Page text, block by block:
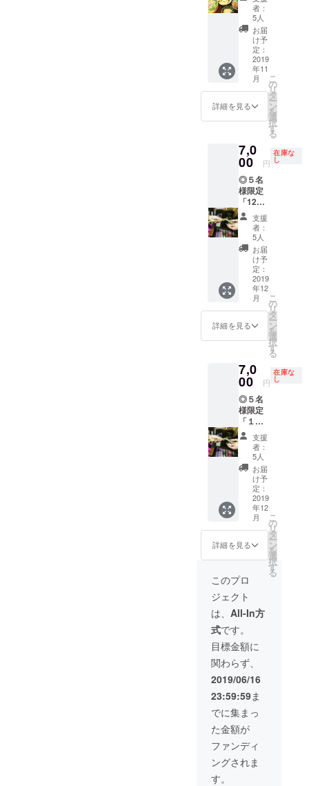
けの材
料など
多少変
わりま
すので
ご了承
くださ
い。 ※
定は12
月中旬
発送の
際には
ご連絡
いたし
ます。
真菰枕
で どう
ぞぐっ
すりお
休みく
ださ
い。
す。
（詳細
や行き
方など
はこち
らを選
ばれた
パトロ
ンの方
に直接
山手線
西日暮
もしく
は千代
田線 千
駄木駅
からそ
れぞれ
歩いて
８分ほ
どで
す。 ※
チケッ
トを送
いただ
きます
日など
ご相談
くださ
い！ ※
写真
は、以
前マル
シェに
出店し
た時の
施術中
のもの
です。
一切加
工はし
ませ
ん。 も
こうし
たコス
プレは
いたし
ません
が、 体
感的に
なんと
なくこ
ういう
光の感
じの施
術には
なりま
す。 と
いうわ
けで、
イメー
料理を
堪能し
てくだ
さい！
純
米酒に
真菰を
漬け込
んだ真
菰酒で
ぜ
ひ空腹
できて
くださ
い。
食
事の前
に、一
人ひと
り身体
を緩め
胃を元
気にす
るマッ
サージ
をしま
す。
に真菰
料理つ
企画を
した時
の写真
です。
・真
菰と牛
肉の旨
甘辛
・刺
し身的
鶏ハム
の柚子
ラダ
・真
菰と旬
蒸して
オリー
ブオイ
ルと天
日塩で
・プ
リプリ
水蛸と
シャキ
シャキ
真菰の
キムチ
子路 で
開催す
る真菰
料理祭
りにご
待！」
コース
11月12
日開催
予定！
５名様
真
菰料理
でテー
ブルを
埋め尽
くすの
で真菰
料理を
堪能し
てくだ
さい！
純
米酒に
真菰を
漬け込
んだ真
菰酒で
ぜ
ひ空腹
できて
くださ
い。
食
事の前
に、一
人ひと
り身体
を緩め
胃を元
気にす
るマッ
サージ
をしま
す。
2018年
料理つ
くしの
企画を
した時
の写真
です。
・真
肉の旨
甘辛
・刺
し身的
真菰と
鶏ハム
者：
5人
お届
け予
定：
2019
年11
月
詳細を見る
こ
の
リ
タ
ー
ン
を
選
択
す
る
7,0
00 円
在庫な
し
◎５名
様限定
「12月
１日(日
曜日)に
流し処
市子路
で開催
する真
菰ごぱ
んラン
チ&真菰
注連飾
り製作
WSにご
招待し
す！」
コース
(7000
円) ・
期日 A
日程・
12月１
日(日曜
日)
10:30〜
14:30
・
会場
流し処
市子路
（千駄
木駅・
ら徒歩
約８
分・参
加の方
に個別
でお知
らせし
ます）
藁綯い
（なわ
ない）
は昔な
がらの
手仕
事。 稲
作とも
密接な
関係に
支援
者：
5人
お届
け予
定：
2019
年12
月
詳細を見る
こ
の
リ
タ
ー
ン
を
選
択
す
る
7,0
00 円
在庫な
し
◎５名
様限定
「１２
月２日
(月曜日)
に流し
処市子
路で開
催する
真菰ご
ぱんラ
ンチ&真
菰注連
飾り製
作WSに
ご招待
しま
す！」
コース
(7000
円)
・期
日 B
日程・
12月２
日(月曜
日)
10:30〜
14:30
・
会場
流し処
市子路
（千駄
支援
者：
5人
お届
け予
定：
2019
年12
月
詳細を見る
こ
の
リ
タ
ー
ン
を
選
択
す
る
このプロ
ジェクト
は、 All-In方
式です。
目標金額に
関わらず、
2019/06/16
23:59:59ま
でに集まっ
た金額が
ファンディ
ングされま
す。